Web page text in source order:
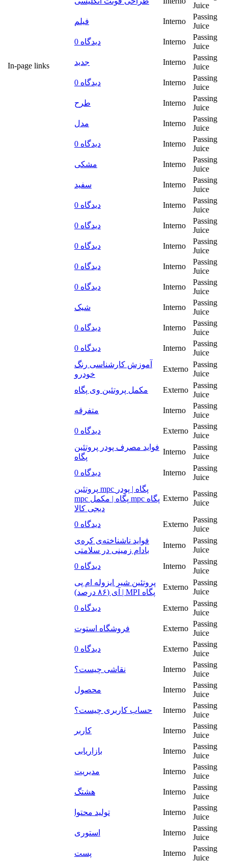
In-page links
Juice
فیلم
Interno
Passing
Juice
0 دیدگاه
Interno
Passing
Juice
جدید
Interno
Passing
Juice
0 دیدگاه
Interno
Passing
Juice
طرح
Interno
Passing
Juice
مدل
Interno
Passing
Juice
0 دیدگاه
Interno
Passing
Juice
مشکی
Interno
Passing
Juice
سفید
Interno
Passing
Juice
0 دیدگاه
Interno
Passing
Juice
0 دیدگاه
Interno
Passing
Juice
0 دیدگاه
Interno
Passing
Juice
0 دیدگاه
Interno
Passing
Juice
0 دیدگاه
Interno
Passing
Juice
شیک
Interno
Passing
Juice
0 دیدگاه
Interno
Passing
Juice
0 دیدگاه
Interno
Passing
Juice
آموزش کارشناسی رنگ
خودرو
Externo
Passing
Juice
مکمل پروتئین وی پگاه
Externo
Passing
Juice
متفرقه
Interno
Passing
Juice
0 دیدگاه
Externo
Passing
Juice
فواید مصرف پودر پروتئین
پگاه
Interno
Passing
Juice
0 دیدگاه
Interno
Passing
Juice
پروتئین mpc پگاه | پودر
mpc پگاه | مکمل mpc پگاه
دیجی کالا
Externo
Passing
Juice
0 دیدگاه Externo
Passing
Juice
فواید ناشناخته‌ی کره‌ی
بادام زمینی در سلامتی
Interno
Passing
Juice
0 دیدگاه
Interno
Passing
Juice
پروتئین شیر ایزوله ام پی
آی (۸۶ درصد) | MPI پگاه
Externo
Passing
Juice
0 دیدگاه
Externo
Passing
Juice
فروشگاه استوت
Externo
Passing
Juice
0 دیدگاه
Externo
Passing
Juice
نقاشی چیست؟
Interno
Passing
Juice
محصول
Interno
Passing
Juice
حساب کاربری چیست؟
Interno
Passing
Juice
کاربر
Interno
Passing
Juice
بازاریابی
Interno
Passing
Juice
مدیریت
Interno
Passing
Juice
هشتگ
Interno
Passing
Juice
تولید محتوا
Interno
Passing
Juice
استوری
Interno
Passing
Juice
پست
Interno
Passing
Juice